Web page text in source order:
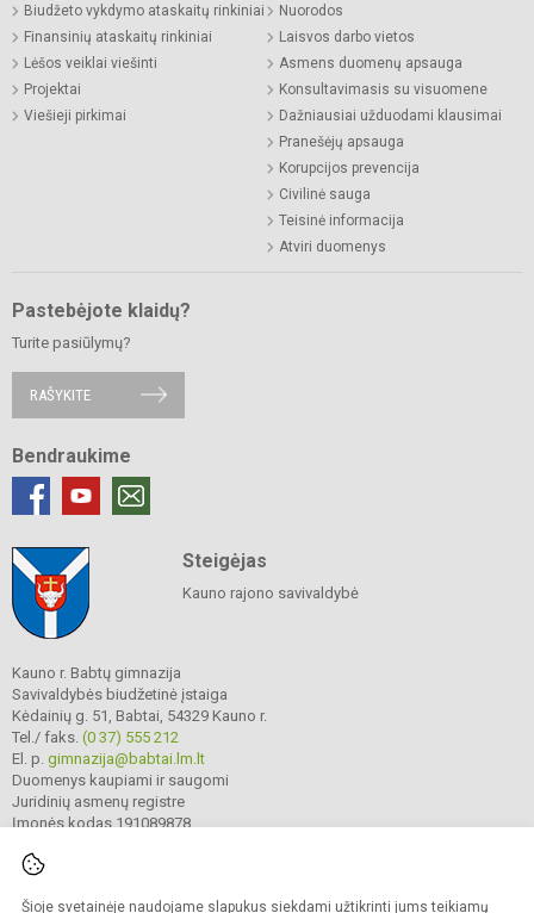
Šioje svetainėje naudojame slapukus siekdami užtikrinti jums teikiamų
Biudžeto vykdymo ataskaitų rinkiniai
Finansinių ataskaitų rinkiniai
Lėšos veiklai viešinti
Projektai
Viešieji pirkimai
Nuorodos
Laisvos darbo vietos
Asmens duomenų apsauga
Konsultavimasis su visuomene
Dažniausiai užduodami klausimai
Pranešėjų apsauga
Korupcijos prevencija
Civilinė sauga
Teisinė informacija
Atviri duomenys
Pastebėjote klaidų?
Turite pasiūlymų?
RAŠYKITE
Bendraukime
Steigėjas
Kauno rajono savivaldybė
Kauno r. Babtų gimnazija
Savivaldybės biudžetinė įstaiga
Kėdainių g. 51, Babtai, 54329 Kauno r.
Tel./ faks. (0 37) 555 212
El. p. gimnazija@babtai.lm.lt
Duomenys kaupiami ir saugomi
Juridinių asmenų registre
Įmonės kodas 191089878
© 2025. Kauno r. Babtų gimnazija. Visos teisės saugomos.